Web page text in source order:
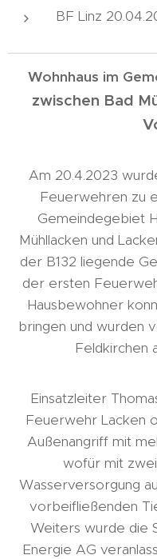
BF Linz
Wohnhaus im
zwischen Bad
Am 20.4.2023
Feuerwehren zu
Gemeindegebiet
Mühllacken und
der B132 liegende
der ersten
Hausbewohner
bringen und wurden
Feldkirchen
Einsatzleiter
Feuerwehr Lacken
Außenangriff mit
wofür mit
Wasserversorgung
vorbeifließenden
Weiters wurde die
Energie AG